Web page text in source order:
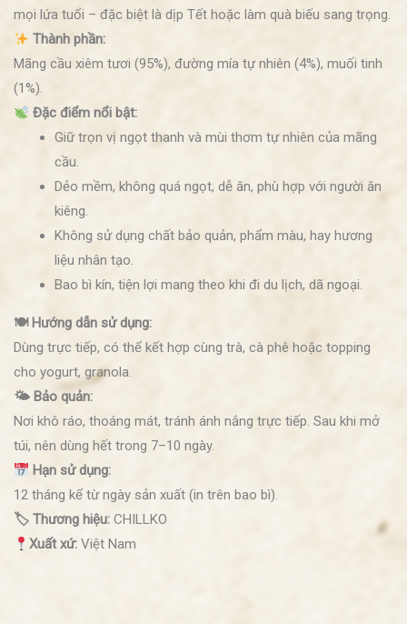
mọi lứa tuổi – đặc biệt là dịp Tết hoặc làm quà biếu sang trọng.
Thành phần:
Mãng cầu xiêm tươi (95%), đường mía tự nhiên (4%), muối tinh
(1%).
Đặc điểm nổi bật:
Giữ trọn vị ngọt thanh và mùi thơm tự nhiên của mãng
cầu.
Dẻo mềm, không quá ngọt, dễ ăn, phù hợp với người ăn
kiêng.
Không sử dụng chất bảo quản, phẩm màu, hay hương
liệu nhân tạo.
Bao bì kín, tiện lợi mang theo khi đi du lịch, dã ngoại.
🍽 Hướng dẫn sử dụng:
Dùng trực tiếp, có thể kết hợp cùng trà, cà phê hoặc topping
cho yogurt, granola.
🌤 Bảo quản:
Nơi khô ráo, thoáng mát, tránh ánh nắng trực tiếp. Sau khi mở
túi, nên dùng hết trong 7–10 ngày.
Hạn sử dụng:
12 tháng kể từ ngày sản xuất (in trên bao bì).
🏷 Thương hiệu: CHILLKO
Xuất xứ: Việt Nam